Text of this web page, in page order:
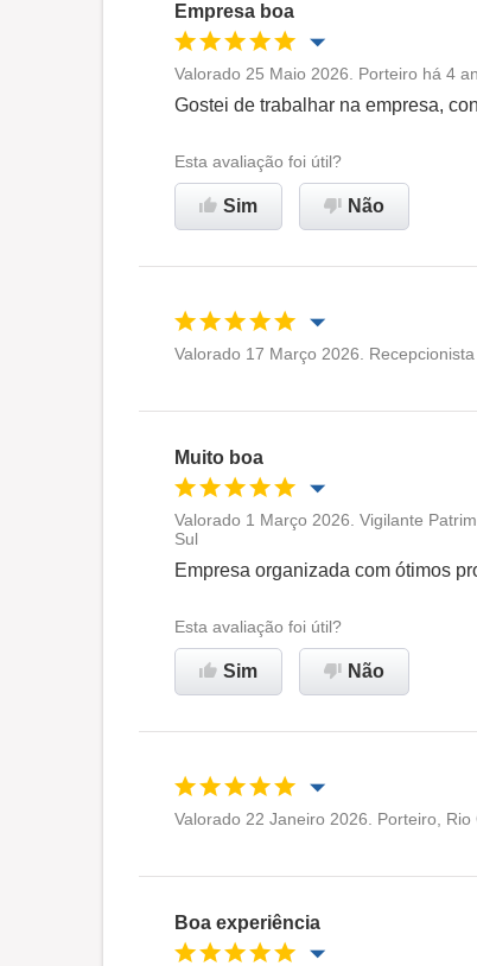
Empresa boa
Oportunidade de promoção
Ambiente de trabalho
Recomenda esta empresa
Valorado 25 Maio 2026. Porteiro há 4
Gostei de trabalhar na empresa,
Esta avaliação foi útil?
Sim Não
Valorado 17 Março 2026.
Muito boa
Recomenda esta empresa
Valorado 1 Março 2026. Vigilante
Sul
Empresa organizada com ótimos
Esta avaliação foi útil?
Sim Não
Valorado 22 Janeiro 2026. Porteiro, Rio
Boa experiência